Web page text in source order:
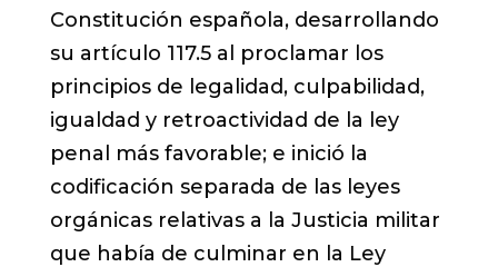
Constitución española, desarrollando
su artículo 117.5 al proclamar los
principios de legalidad, culpabilidad,
igualdad y retroactividad de la ley
penal más favorable; e inició la
codificación separada de las leyes
orgánicas relativas a la Justicia militar
que había de culminar en la Ley